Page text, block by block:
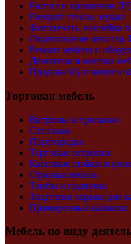
Распил и кромление
Раскрой стекла, зеркал
Фотопечать, наклейка
Окрашивание металла.
Ремонт мебели и
Демонтаж и монтаж
Продажа б/у и нового
Торговая мебель
Витрины и прилавки
Стеллажи
Перегородки
Торговые островки
Кассовые стойки и
Офисная мебель
Тумбы и подиумы
Защитные экраны для
Примерочные кабинки
Мебель по виду